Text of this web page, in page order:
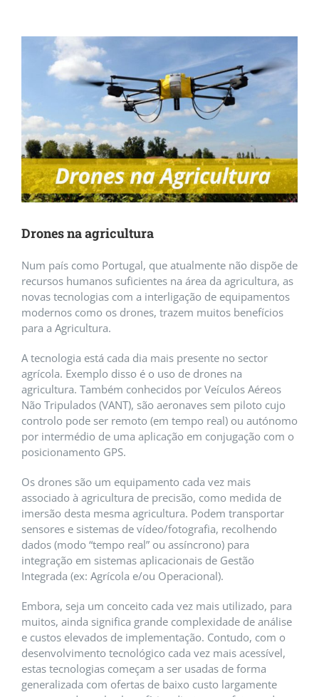
Image
Drones na agricultura
Num país como Portugal, que atualmente não dispõe de
recursos humanos suficientes na área da agricultura, as
novas tecnologias com a interligação de equipamentos
modernos como os drones, trazem muitos benefícios
para a Agricultura.
A tecnologia está cada dia mais presente no sector
agrícola. Exemplo disso é o uso de drones na
agricultura. Também conhecidos por Veículos Aéreos
Não Tripulados (VANT), são aeronaves sem piloto cujo
controlo pode ser remoto (em tempo real) ou autónomo
por intermédio de uma aplicação em conjugação com o
posicionamento GPS.
Os drones são um equipamento cada vez mais
associado à agricultura de precisão, como medida de
imersão desta mesma agricultura. Podem transportar
sensores e sistemas de vídeo/fotografia, recolhendo
dados (modo “tempo real” ou assíncrono) para
integração em sistemas aplicacionais de Gestão
Integrada (ex: Agrícola e/ou Operacional).
Embora, seja um conceito cada vez mais utilizado, para
muitos, ainda significa grande complexidade de análise
e custos elevados de implementação. Contudo, com o
desenvolvimento tecnológico cada vez mais acessível,
estas tecnologias começam a ser usadas de forma
generalizada com ofertas de baixo custo largamente